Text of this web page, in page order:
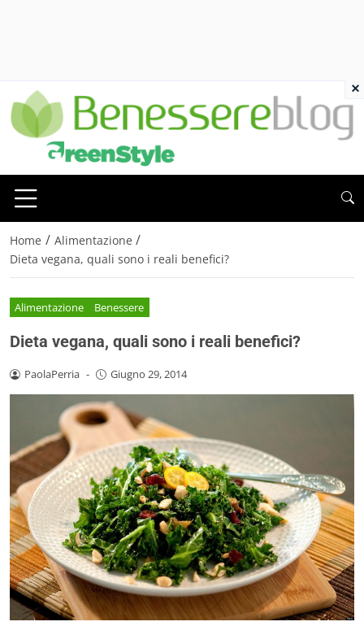
Home / Alimentazione /
Dieta vegana, quali sono i reali benefici?
Alimentazione Benessere
Dieta vegana, quali sono i reali benefici?
PaolaPerria - Giugno 29, 2014
×